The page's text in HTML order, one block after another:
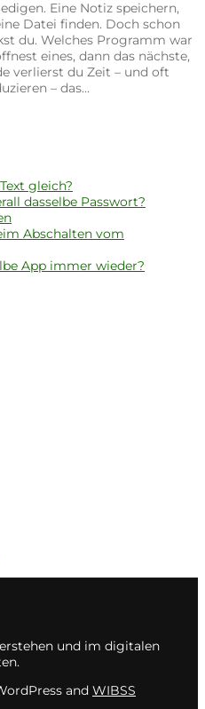
Eine Notiz speichern,
Datei finden. Doch schon
du. Welches Programm war
eines, dann das nächste,
verlierst du Zeit – und oft
– das…
gleich?
dasselbe Passwort?
Abschalten vom
App immer wieder?
und im digitalen
and WIBSS